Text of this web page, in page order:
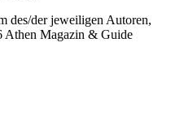
des/der jeweiligen Autoren,
Athen Magazin & Guide